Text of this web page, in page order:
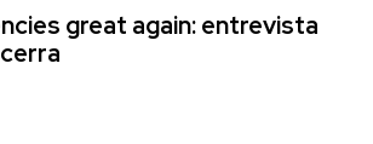
great again: entrevista